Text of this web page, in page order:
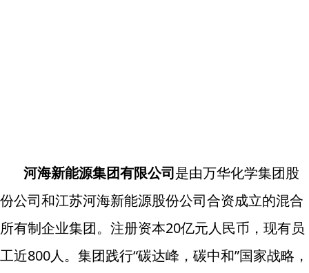
河海新能源集团有限公司是由万华化学集团股
份公司和江苏河海新能源股份公司合资成立的混合
所有制企业集团。注册资本20亿元人民币，现有员
工近800人。集团践行“碳达峰，碳中和”国家战略，